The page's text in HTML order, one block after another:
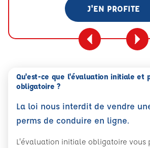
J'EN PROFITE
Qu'est-ce que l'évaluation initiale et
obligatoire ?
La loi nous interdit de vendre
perms de conduire en ligne.
L'évaluation initiale obligatoire vous